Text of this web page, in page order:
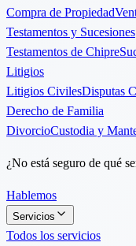
Compra de Propiedad
Testamentos y Sucesiones
Testamentos de Chipre
Litigios
Litigios CivilesDisputas
Derecho de Familia
DivorcioCustodia y
¿No está seguro de qué
Hablemos
Servicios
Todos los servicios